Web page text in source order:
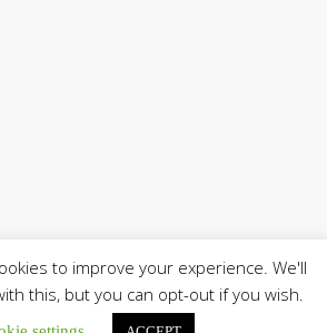
to improve your experience. We'll
this, but you can opt-out if you wish.
settings